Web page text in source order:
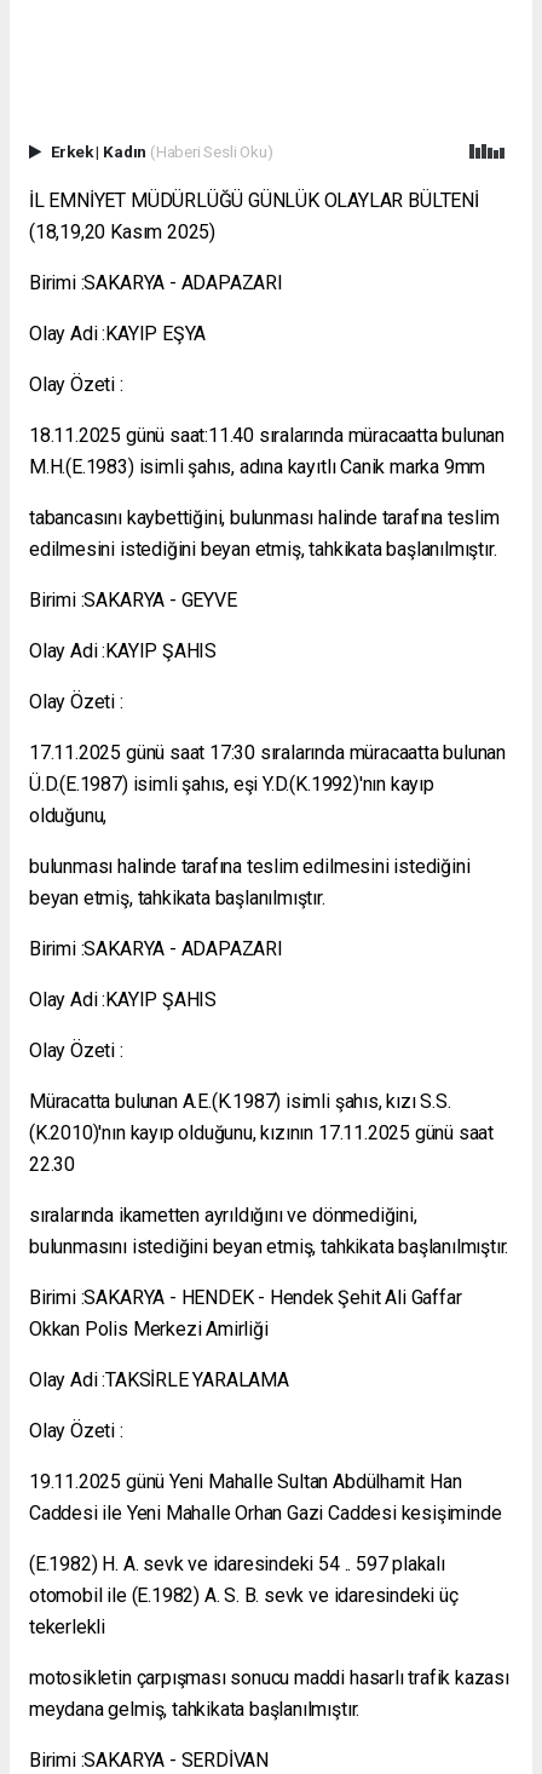
Erkek| Kadın (Haberi Sesli Oku)
İL EMNİYET MÜDÜRLÜĞÜ GÜNLÜK OLAYLAR BÜLTENİ
(18,19,20 Kasım 2025)
Birimi :SAKARYA - ADAPAZARI
Olay Adi :KAYIP EŞYA
Olay Özeti :
18.11.2025 günü saat:11.40 sıralarında müracaatta bulunan
M.H.(E.1983) isimli şahıs, adına kayıtlı Canik marka 9mm
tabancasını kaybettiğini, bulunması halinde tarafına teslim
edilmesini istediğini beyan etmiş, tahkikata başlanılmıştır.
Birimi :SAKARYA - GEYVE
Olay Adi :KAYIP ŞAHIS
Olay Özeti :
17.11.2025 günü saat 17:30 sıralarında müracaatta bulunan
Ü.D.(E.1987) isimli şahıs, eşi Y.D.(K.1992)'nın kayıp
olduğunu,
bulunması halinde tarafına teslim edilmesini istediğini
beyan etmiş, tahkikata başlanılmıştır.
Birimi :SAKARYA - ADAPAZARI
Olay Adi :KAYIP ŞAHIS
Olay Özeti :
Müracatta bulunan A.E.(K.1987) isimli şahıs, kızı S.S.
(K.2010)'nın kayıp olduğunu, kızının 17.11.2025 günü saat
22.30
sıralarında ikametten ayrıldığını ve dönmediğini,
bulunmasını istediğini beyan etmiş, tahkikata başlanılmıştır.
Birimi :SAKARYA - HENDEK - Hendek Şehit Ali Gaffar
Okkan Polis Merkezi Amirliği
Olay Adi :TAKSİRLE YARALAMA
Olay Özeti :
19.11.2025 günü Yeni Mahalle Sultan Abdülhamit Han
Caddesi ile Yeni Mahalle Orhan Gazi Caddesi kesişiminde
(E.1982) H. A. sevk ve idaresindeki 54 .. 597 plakalı
otomobil ile (E.1982) A. S. B. sevk ve idaresindeki üç
tekerlekli
motosikletin çarpışması sonucu maddi hasarlı trafik kazası
meydana gelmiş, tahkikata başlanılmıştır.
Birimi :SAKARYA - SERDİVAN